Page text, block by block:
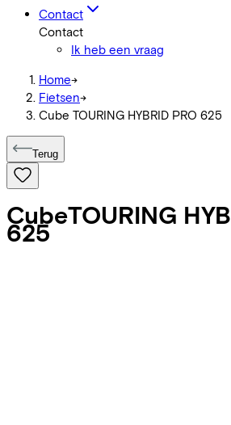
Contact
Contact
Ik heb een vraag
Home->
Fietsen->
Cube TOURING HYBRID PRO 625
Terug
CubeTOURING
625